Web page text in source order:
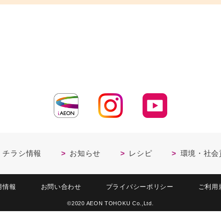
チラシ情報 お知らせ レシピ 環境・社会
情報 お問い合わせ プライバシーポリシー ご利用
©2020 AEON TOHOKU Co.,Ltd.